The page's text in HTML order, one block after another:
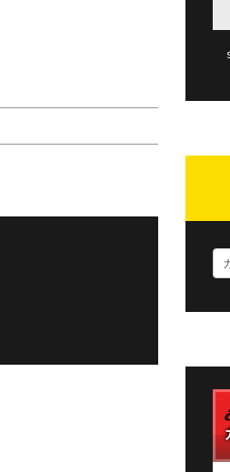
ロ
ー